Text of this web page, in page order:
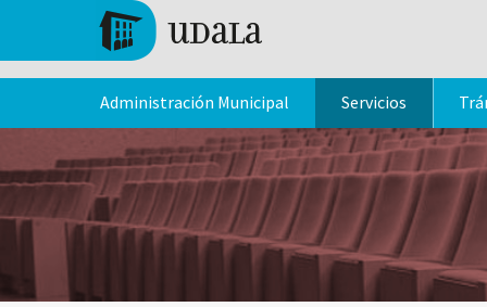
Pasar al contenido principal
Administración Municipal Servicios